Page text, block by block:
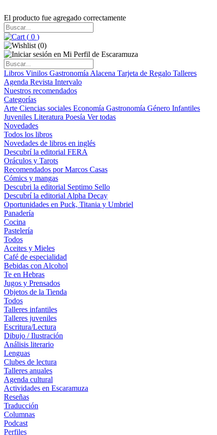
El producto fue agregado correctamente
( 0 )
(0)
Libros Vinilos Gastronomía Alacena Tarjeta de Regalo Talleres
Agenda Revista Intervalo
Nuestros recomendados
Categorías
Arte Ciencias sociales Economía Gastronomía Género Infantiles
Juveniles Literatura Poesía Ver todas
Novedades
Todos los libros
Novedades de libros en inglés
Descubrí la editorial FERA
Oráculos y Tarots
Recomendados por Marcos Casas
Cómics y mangas
Descubri la editorial Septimo Sello
Descubrí la editorial Alpha Decay
Oportunidades en Puck, Titania y Umbriel
Panadería
Cocina
Pastelería
Todos
Aceites y Mieles
Café de especialidad
Bebidas con Alcohol
Te en Hebras
Jugos y Prensados
Objetos de la Tienda
Todos
Talleres infantiles
Talleres juveniles
Escritura/Lectura
Dibujo / Ilustración
Análisis literario
Lenguas
Clubes de lectura
Talleres anuales
Agenda cultural
Actividades en Escaramuza
Reseñas
Traducción
Columnas
Podcast
Perfiles